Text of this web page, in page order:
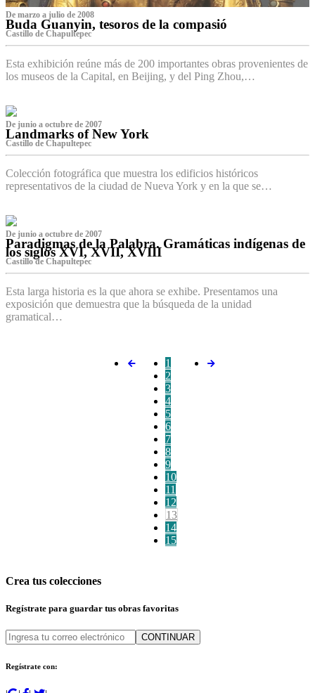
De marzo a julio de 2008
Buda Guanyin, tesoros de la compasió
Castillo de Chapultepec
Esta exhibición reúne más de 200 importantes obras provenientes de
los museos de la Capital, en Beijing, y del Ping Zhou,…
De junio a octubre de 2007
Landmarks of New York
Castillo de Chapultepec
Colección fotográfica que muestra los edificios históricos
representativos de la ciudad de Nueva York y en la que se…
De junio a octubre de 2007
Paradigmas de la Palabra. Gramáticas indígenas de
los siglos XVI, XVII, XVIII
Castillo de Chapultepec
Esta larga historia es la que ahora se exhibe. Presentamos una
exposición que demuestra que la búsqueda de la unidad
gramatical…
1
2
3
4
5
6
7
8
9
10
11
12
13
14
15
Crea tus colecciones
Regístrate para guardar tus obras favoritas
CONTINUAR
Regístrate con: